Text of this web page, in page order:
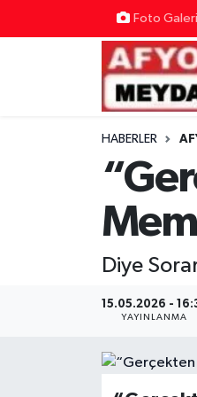
Foto Galeri
HABERLER
Diye
15.05.2026 -
YAYINLANMA
Nöbetçi Eczaneler
Hava Durumu
Trafik Durumu
Süper Lig Puan